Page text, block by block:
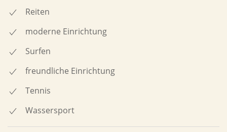
Reiten
moderne Einrichtung
Surfen
freundliche Einrichtung
Tennis
Wassersport